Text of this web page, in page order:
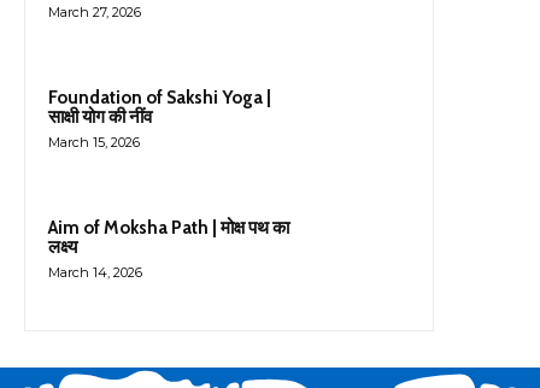
March 27, 2026
Foundation of Sakshi Yoga |
साक्षी योग की नींव
March 15, 2026
Aim of Moksha Path | मोक्ष पथ का
लक्ष्य
March 14, 2026